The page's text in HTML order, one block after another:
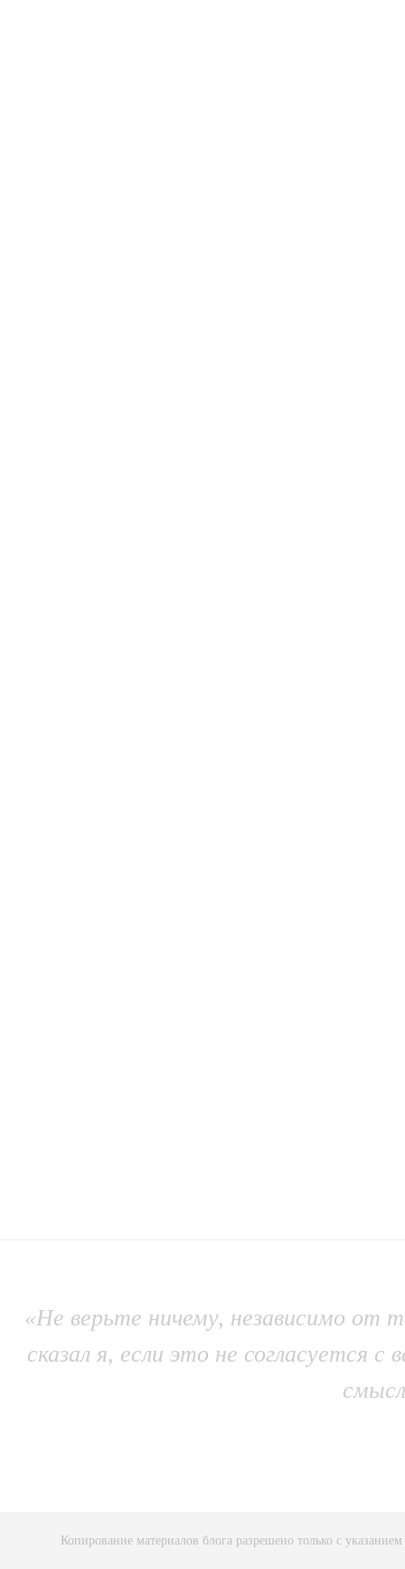
«Не верьте ничему, независимо от
сказал я, если это не согласуется
Копирование материалов блога разрешено только с